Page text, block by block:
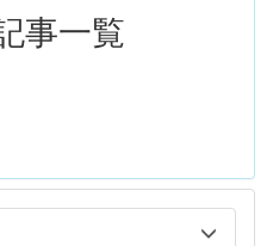
事一覧